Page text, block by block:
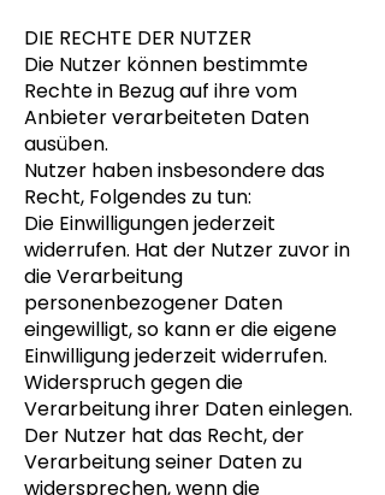
DIE RECHTE DER NUTZER
Die Nutzer können bestimmte
Rechte in Bezug auf ihre vom
Anbieter verarbeiteten Daten
ausüben.
Nutzer haben insbesondere das
Recht, Folgendes zu tun:
Die Einwilligungen jederzeit
widerrufen. Hat der Nutzer zuvor in
die Verarbeitung
personenbezogener Daten
eingewilligt, so kann er die eigene
Einwilligung jederzeit widerrufen.
Widerspruch gegen die
Verarbeitung ihrer Daten einlegen.
Der Nutzer hat das Recht, der
Verarbeitung seiner Daten zu
widersprechen, wenn die